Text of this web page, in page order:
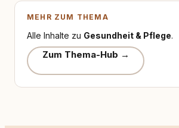
MEHR ZUM THEMA
Alle Inhalte zu Gesundheit & Pflege.
Zum Thema-Hub →